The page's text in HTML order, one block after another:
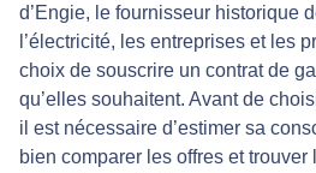
d’Engie, le fournisseur historique
l’électricité, les entreprises et les
choix de souscrire un contrat de
qu’elles souhaitent. Avant de
il est nécessaire d’estimer sa
bien comparer les offres et